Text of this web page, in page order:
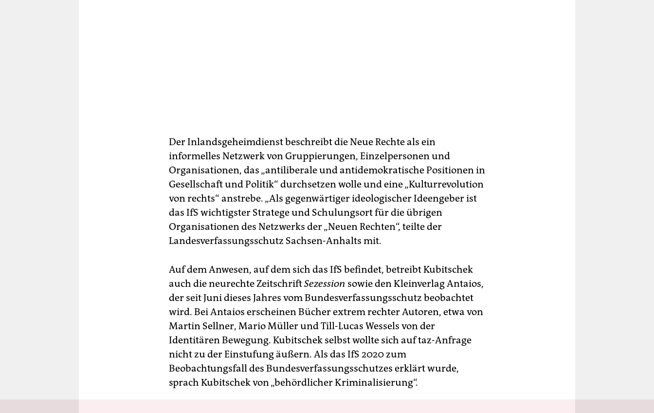
Der Inlandsgeheimdienst beschreibt die Neue Rechte als ein
informelles Netzwerk von Gruppierungen, Einzelpersonen und
Organisationen, das „antiliberale und antidemokratische Positionen in
Gesellschaft und Politik“ durchsetzen wolle und eine „Kulturrevolution
von rechts“ anstrebe. „Als gegenwärtiger ideologischer Ideengeber ist
das IfS wichtigster Stratege und Schulungsort für die übrigen
Organisationen des Netzwerks der „Neuen Rechten“, teilte der
Landesverfassungsschutz Sachsen-Anhalts mit.
Auf dem Anwesen, auf dem sich das IfS befindet, betreibt Kubitschek
auch die neurechte ZeitschriftSezession sowie den Kleinverlag Antaios,
der seit Juni dieses Jahres vom Bundesverfassungsschutz beobachtet
wird. Bei Antaios erscheinen Bücher extrem rechter Autoren, etwa von
Martin Sellner, Mario Müller und Till-Lucas Wessels von der
Identitären Bewegung. Kubitschek selbst wollte sich auf taz-Anfrage
nicht zu der Einstufung äußern. Als das IfS 2020 zum
Beobachtungsfall des Bundesverfassungsschutzes erklärt wurde,
sprach Kubitschek von „behördlicher Kriminalisierung“.